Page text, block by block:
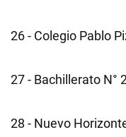
26 - Colegio Pablo
27 - Bachillerato N°
28 - Nuevo